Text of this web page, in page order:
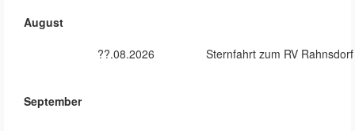
August
??.08.2026
Sternfahrt zum RV Rahnsdorf
September